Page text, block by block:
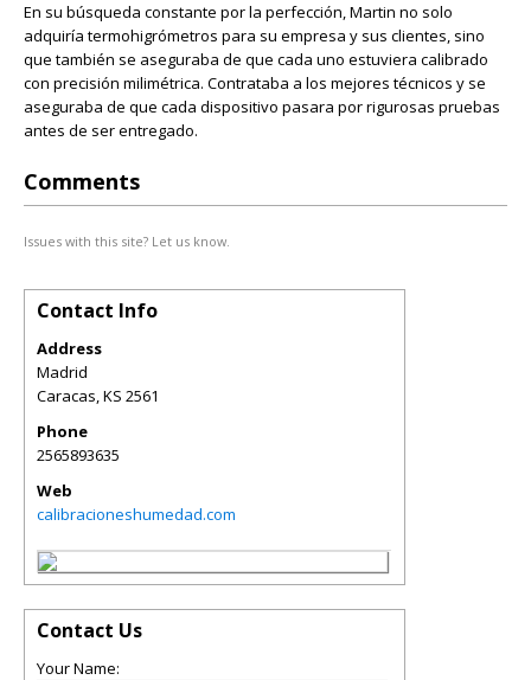
En su búsqueda constante por la perfección, Martin no solo
adquiría termohigrómetros para su empresa y sus clientes, sino
que también se aseguraba de que cada uno estuviera calibrado
con precisión milimétrica. Contrataba a los mejores técnicos y se
aseguraba de que cada dispositivo pasara por rigurosas pruebas
antes de ser entregado.
Comments
Issues with this site? Let us know.
Contact Info
Address
Madrid
Caracas,KS 2561
Phone
2565893635
Web
calibracioneshumedad.com
Contact Us
Your Name: